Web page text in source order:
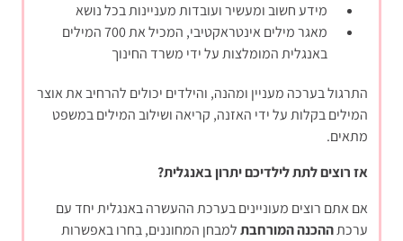
מידע חשוב ומעשיר ועובדות מעניינות בכל נושא
מאגר מילים אינטראקטיבי, המכיל את 700 המילים
באנגלית המומלצות על ידי משרד החינוך
התרגול בערכה מעניין ומהנה, והילדים יכולים להרחיב את אוצר
המילים בקלות על ידי האזנה, קריאה ושילוב המילים במשפט
מתאים.
אז רוצים לתת לילדיכם יתרון באנגלית?
אם אתם רוצים מעוניינים בערכת ההעשרה באנגלית יחד עם
ערכתההכנה המורחבתלמבחן המחוננים, בִחרו באפשרות